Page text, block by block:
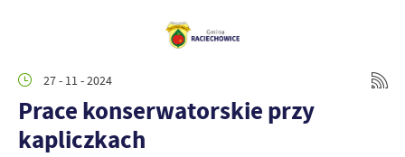
27 - 11 - 2024
Prace konserwatorskie przy
kapliczkach